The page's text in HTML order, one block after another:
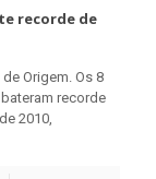
recorde de
Origem. Os 8
recorde
2010,